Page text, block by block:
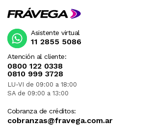
Atención al cliente:
0800 122 0338
0810 999 3728
LU-VI de 09:00 a 18:00
SA de 09:00 a 13:00
Cobranza de créditos:
cobranzas@fravega.com.ar
Asistente virtual
11 2855 5086